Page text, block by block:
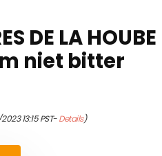
DE LA HOUBE
niet bitter
13:15 PST-Details)